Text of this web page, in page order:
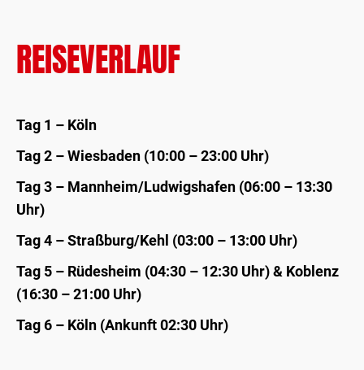
REISEVERLAUF
Tag 1 – Köln
Tag 2 – Wiesbaden (10:00 – 23:00 Uhr)
Tag 3 – Mannheim/Ludwigshafen (06:00 – 13:30
Uhr)
Tag 4 – Straßburg/Kehl (03:00 – 13:00 Uhr)
Tag 5 – Rüdesheim (04:30 – 12:30 Uhr) & Koblenz
(16:30 – 21:00 Uhr)
Tag 6 – Köln (Ankunft 02:30 Uhr)